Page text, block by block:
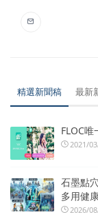
精選新聞稿 最新
FLOC
2021/
石墨點
多用健
2026/